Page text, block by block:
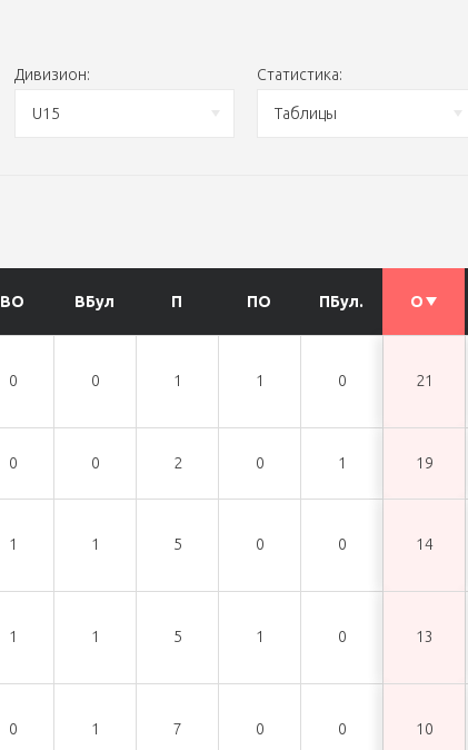
Дивизион:
U15
Статистика:
Таблицы
ВО ВБул П ПО ПБул. О
0 0 1 1 0 21
0 0 2 0 1 19
1 1 5 0 0 14
1 1 5 1 0 13
0 1 7 0 0 10